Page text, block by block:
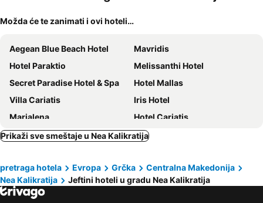
ljubimci
Možda će te zanimati i ovi hoteli…
Aegean Blue Beach Hotel
Mavridis
Hotel Paraktio
Melissanthi Hotel
Secret Paradise Hotel & Spa
Hotel Mallas
Villa Cariatis
Iris Hotel
Marialena
Hotel Cariatis
Filippos
Hotel Atlantis
Hotel Eleni
Villa Maria Apartments by BookVillaEU
Aqua Mare Hotel
Hotel Nautilos
Prikaži sve smeštaje u Nea Kalikratija
pretraga hotela Evropa Grčka
Centralna Makedonija
Nea Kalikratija
Jeftini hoteli u gradu Nea Kalikratija